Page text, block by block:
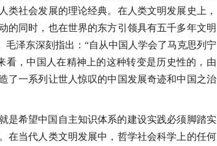
社会发展的理论经典。在人类文明发展史上，
的同时，也在世界的东方引领具有五千多年文明
泽东深刻指出：“自从中国人学会了马克思列宁
看，中国人在精神上的这种转变是历史性的，由
了一系列让世人惊叹的中国发展奇迹和中国之治
是希望中国自主知识体系的建设实践必须脚踏实
在当代人类文明发展中，哲学社会科学上的任何